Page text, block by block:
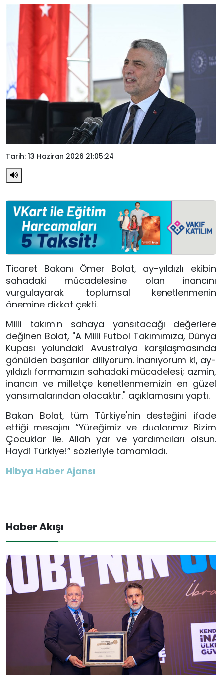
Tarih: 13 Haziran 2026 21:05:24
Ticaret Bakanı Ömer Bolat, ay-yıldızlı ekibin
sahadaki mücadelesine olan inancını
vurgulayarak toplumsal kenetlenmenin
önemine dikkat çekti.
Milli takımın sahaya yansıtacağı değerlere
değinen Bolat, "A Milli Futbol Takımımıza, Dünya
Kupası yolundaki Avustralya karşılaşmasında
gönülden başarılar diliyorum. İnanıyorum ki, ay-
yıldızlı formamızın sahadaki mücadelesi; azmin,
inancın ve milletçe kenetlenmemizin en güzel
yansımalarından olacaktır." açıklamasını yaptı.
Bakan Bolat, tüm Türkiye'nin desteğini ifade
ettiği mesajını “Yüreğimiz ve dualarımız Bizim
Çocuklar ile. Allah yar ve yardımcıları olsun.
Haydi Türkiye!” sözleriyle tamamladı.
Hibya Haber Ajansı
Haber Akışı